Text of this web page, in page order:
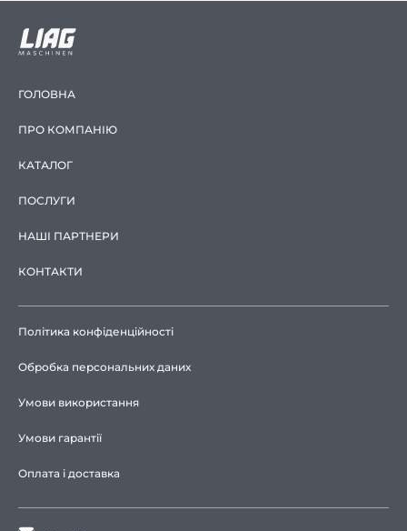
ГОЛОВНА
ПРО КОМПАНІЮ
КАТАЛОГ
ПОСЛУГИ
НАШІ ПАРТНЕРИ
КОНТАКТИ
Політика конфіденційності
Обробка персональних даних
Умови використання
Умови гарантії
Оплата і доставка